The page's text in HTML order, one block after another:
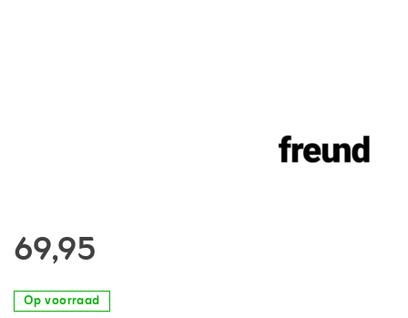
69,95
Op voorraad